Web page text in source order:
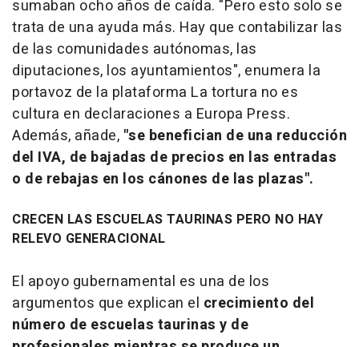
sumaban ocho años de caída. "Pero esto solo se
trata de una ayuda más. Hay que contabilizar las
de las comunidades autónomas, las
diputaciones, los ayuntamientos", enumera la
portavoz de la plataforma La tortura no es
cultura en declaraciones a Europa Press.
Además, añade, "se benefician de una reducción
del IVA, de bajadas de precios en las entradas
o de rebajas en los cánones de las plazas".
CRECEN LAS ESCUELAS TAURINAS PERO NO HAY
RELEVO GENERACIONAL
El apoyo gubernamental es una de los
argumentos que explican el crecimiento del
número de escuelas taurinas y de